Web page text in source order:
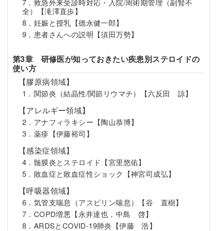
7．救急外来受診時対応・入院/周術期管理（副腎不
全）【滝澤直歩】
8．妊娠と授乳【德永健一郎】
9．患者さんへの説明【須田万勢】
第3章 研修医が知っておきたい疾患別ステロイドの
使い方
【膠原病領域】
1．関節炎（結晶性/関節リウマチ）【六反田 諒】
【アレルギー領域】
2．アナフィラキシー【陶山恭博】
3．薬疹【伊藤裕司】
【感染症領域】
4．髄膜炎とステロイド【宮里悠佑】
5．敗血症と敗血症性ショック【神宮司成弘】
【呼吸器領域】
6．気管支喘息（アスピリン喘息）【谷 直樹】
7．COPD増悪【永井達也，中島 啓】
8．ARDSとCOVID-19肺炎【伊藤 浩】